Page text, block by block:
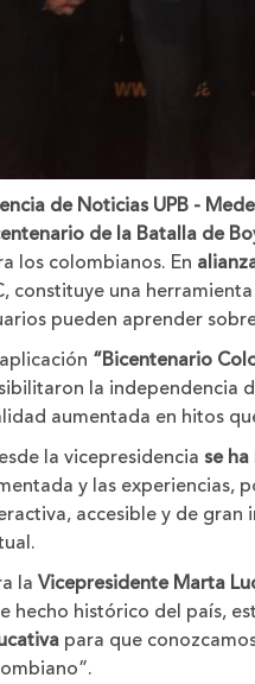
de Noticias UPB -
de la Batalla de
los colombianos. En
constituye una
pueden aprender
“Bicentenario
la independencia
aumentada en hitos
la vicepresidencia se
y las experiencias,
accesible y de
la Vicepresidente Marta
hecho histórico del país,
para que